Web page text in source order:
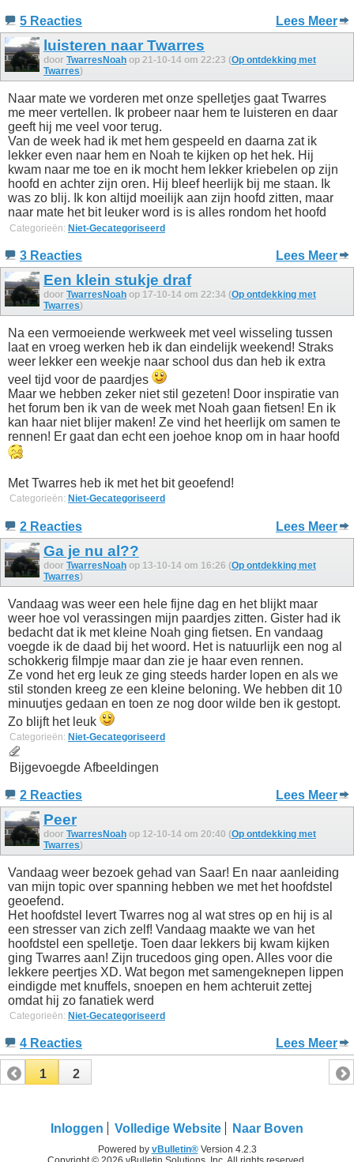
5 Reacties Lees Meer
luisteren naar Twarres
door TwarresNoah op 21-10-14 om 22:23 (Op ontdekking met
Twarres)
Naar mate we vorderen met onze spelletjes gaat Twarres
me meer vertellen. Ik probeer naar hem te luisteren en daar
geeft hij me veel voor terug.
Van de week had ik met hem gespeeld en daarna zat ik
lekker even naar hem en Noah te kijken op het hek. Hij
kwam naar me toe en ik mocht hem lekker kriebelen op zijn
hoofd en achter zijn oren. Hij bleef heerlijk bij me staan. Ik
was zo blij. Ik kon altijd moeilijk aan zijn hoofd zitten, maar
naar mate het bit leuker word is is alles rondom het hoofd
Categorieën: Niet-Gecategoriseerd
3 Reacties Lees Meer
Een klein stukje draf
door TwarresNoah op 17-10-14 om 22:34 (Op ontdekking met
Twarres)
Na een vermoeiende werkweek met veel wisseling tussen
laat en vroeg werken heb ik dan eindelijk weekend! Straks
weer lekker een weekje naar school dus dan heb ik extra
veel tijd voor de paardjes
Maar we hebben zeker niet stil gezeten! Door inspiratie van
het forum ben ik van de week met Noah gaan fietsen! En ik
kan haar niet blijer maken! Ze vind het heerlijk om samen te
rennen! Er gaat dan echt een joehoe knop om in haar hoofd
Met Twarres heb ik met het bit geoefend!
Categorieën: Niet-Gecategoriseerd
2 Reacties Lees Meer
Ga je nu al??
door TwarresNoah op 13-10-14 om 16:26 (Op ontdekking met
Twarres)
Vandaag was weer een hele fijne dag en het blijkt maar
weer hoe vol verassingen mijn paardjes zitten. Gister had ik
bedacht dat ik met kleine Noah ging fietsen. En vandaag
voegde ik de daad bij het woord. Het is natuurlijk een nog al
schokkerig filmpje maar dan zie je haar even rennen.
Ze vond het erg leuk ze ging steeds harder lopen en als we
stil stonden kreeg ze een kleine beloning. We hebben dit 10
minuutjes gedaan en toen ze nog door wilde ben ik gestopt.
Zo blijft het leuk
Categorieën: Niet-Gecategoriseerd
Bijgevoegde Afbeeldingen
2 Reacties Lees Meer
Peer
door TwarresNoah op 12-10-14 om 20:40 (Op ontdekking met
Twarres)
Vandaag weer bezoek gehad van Saar! En naar aanleiding
van mijn topic over spanning hebben we met het hoofdstel
geoefend.
Het hoofdstel levert Twarres nog al wat stres op en hij is al
een stresser van zich zelf! Vandaag maakte we van het
hoofdstel een spelletje. Toen daar lekkers bij kwam kijken
ging Twarres aan! Zijn trucedoos ging open. Alles voor die
lekkere peertjes XD. Wat begon met samengeknepen lippen
eindigde met knuffels, snoepen en hem achteruit zettej
omdat hij zo fanatiek werd
Categorieën: Niet-Gecategoriseerd
4 Reacties Lees Meer
1 2
Inloggen Volledige Website Naar Boven
Powered by vBulletin®Version 4.2.3